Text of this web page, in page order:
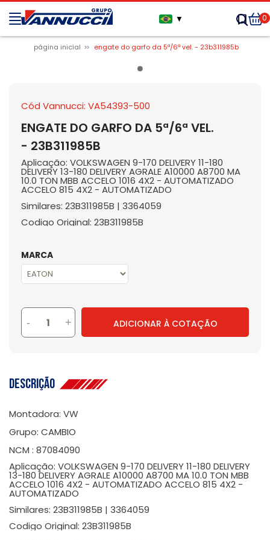
▼ 0
página inicial engate do garfo da 5ª/6ª vel. - 23b311985b
Cód Vannucci: VA54393-500
ENGATE DO GARFO DA 5ª/6ª VEL.
- 23B311985B
Aplicação: VOLKSWAGEN 9-170 DELIVERY 11-180
DELIVERY 13-180 DELIVERY AGRALE A10000 A8700 MA
10.0 TON MBB ACCELO 1016 4X2 - AUTOMATIZADO
ACCELO 815 4X2 - AUTOMATIZADO
Similares: 23B311985B | 3364059
Codigo Original: 23B311985B
MARCA
- + ADICIONAR À COTAÇÃO
Descrição
Montadora: VW
Grupo: CAMBIO
NCM : 87084090
Aplicação: VOLKSWAGEN 9-170 DELIVERY 11-180 DELIVERY
13-180 DELIVERY AGRALE A10000 A8700 MA 10.0 TON MBB
ACCELO 1016 4X2 - AUTOMATIZADO ACCELO 815 4X2 -
AUTOMATIZADO
Similares: 23B311985B | 3364059
Codigo Original: 23B311985B